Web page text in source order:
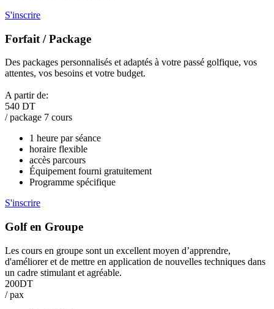
S'inscrire
Forfait / Package
Des packages personnalisés et adaptés à votre passé golfique, vos
attentes, vos besoins et votre budget.
A partir de:
540 DT
/ package 7 cours
1 heure par séance
horaire flexible
accès parcours
Équipement fourni gratuitement
Programme spécifique
S'inscrire
Golf en Groupe
Les cours en groupe sont un excellent moyen d’apprendre,
d'améliorer et de mettre en application de nouvelles techniques dans
un cadre stimulant et agréable.
200DT
/ pax